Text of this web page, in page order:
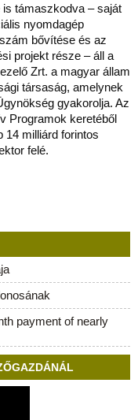
támaszkodva – saját
nyomdagép
bővítése és az
projekt része – áll a
Zrt. a magyar állam
társaság, amelynek
gyakorolja. Az
Programok keretéből
14 milliárd forintos
felé.
payment of nearly